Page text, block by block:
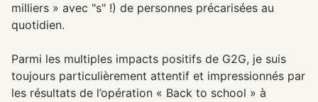
milliers » avec "s" !) de personnes précarisées au
quotidien.
Parmi les multiples impacts positifs de G2G, je suis
toujours particulièrement attentif et impressionnés par
les résultats de l’opération « Back to school » à